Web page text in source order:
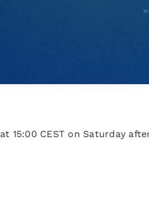
15:00 CEST on Saturday